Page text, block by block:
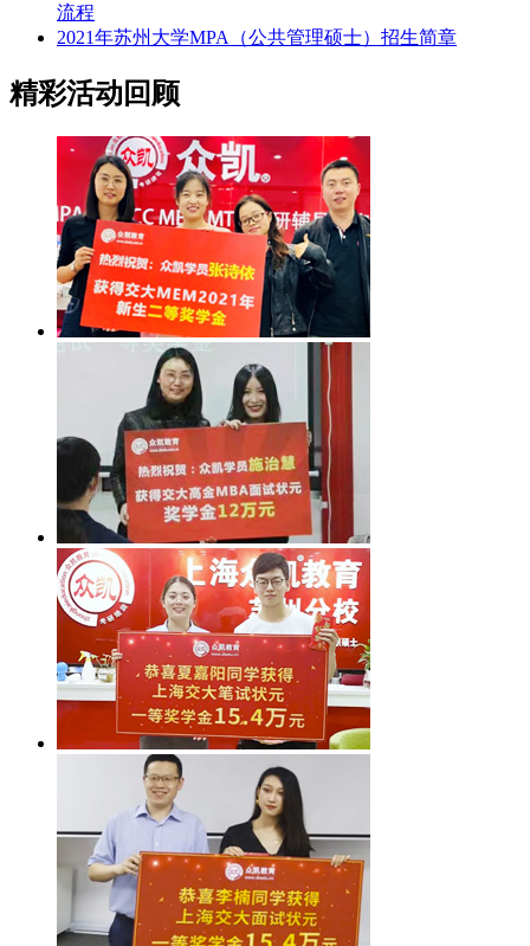
流程
2021年苏州大学MPA（公共管理硕士）招生简章
精彩活动回顾